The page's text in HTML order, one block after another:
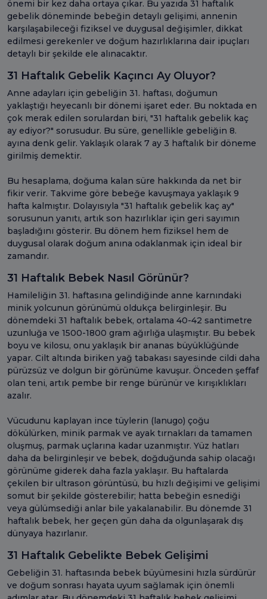
önemi bir kez daha ortaya çıkar. Bu yazıda 31 haftalık
gebelik döneminde bebeğin detaylı gelişimi, annenin
karşılaşabileceği fiziksel ve duygusal değişimler, dikkat
edilmesi gerekenler ve doğum hazırlıklarına dair ipuçları
detaylı bir şekilde ele alınacaktır.
31 Haftalık Gebelik Kaçıncı Ay Oluyor?
Anne adayları için gebeliğin 31. haftası, doğumun
yaklaştığı heyecanlı bir dönemi işaret eder. Bu noktada en
çok merak edilen sorulardan biri, "31 haftalık gebelik kaç
ay ediyor?" sorusudur. Bu süre, genellikle gebeliğin 8.
ayına denk gelir. Yaklaşık olarak 7 ay 3 haftalık bir döneme
girilmiş demektir.
Bu hesaplama, doğuma kalan süre hakkında da net bir
fikir verir. Takvime göre bebeğe kavuşmaya yaklaşık 9
hafta kalmıştır. Dolayısıyla "31 haftalık gebelik kaç ay"
sorusunun yanıtı, artık son hazırlıklar için geri sayımın
başladığını gösterir. Bu dönem hem fiziksel hem de
duygusal olarak doğum anına odaklanmak için ideal bir
zamandır.
31 Haftalık Bebek Nasıl Görünür?
Hamileliğin 31. haftasına gelindiğinde anne karnındaki
minik yolcunun görünümü oldukça belirginleşir. Bu
dönemdeki 31 haftalık bebek, ortalama 40-42 santimetre
uzunluğa ve 1500-1800 gram ağırlığa ulaşmıştır. Bu bebek
boyu ve kilosu, onu yaklaşık bir ananas büyüklüğünde
yapar. Cilt altında biriken yağ tabakası sayesinde cildi daha
pürüzsüz ve dolgun bir görünüme kavuşur. Önceden şeffaf
olan teni, artık pembe bir renge bürünür ve kırışıklıkları
azalır.
Vücudunu kaplayan ince tüylerin (lanugo) çoğu
dökülürken, minik parmak ve ayak tırnakları da tamamen
oluşmuş, parmak uçlarına kadar uzanmıştır. Yüz hatları
daha da belirginleşir ve bebek, doğduğunda sahip olacağı
görünüme giderek daha fazla yaklaşır. Bu haftalarda
çekilen bir ultrason görüntüsü, bu hızlı değişimi ve gelişimi
somut bir şekilde gösterebilir; hatta bebeğin esnediği
veya gülümsediği anlar bile yakalanabilir. Bu dönemde 31
haftalık bebek, her geçen gün daha da olgunlaşarak dış
dünyaya hazırlanır.
31 Haftalık Gebelikte Bebek Gelişimi
Gebeliğin 31. haftasında bebek büyümesini hızla sürdürür
ve doğum sonrası hayata uyum sağlamak için önemli